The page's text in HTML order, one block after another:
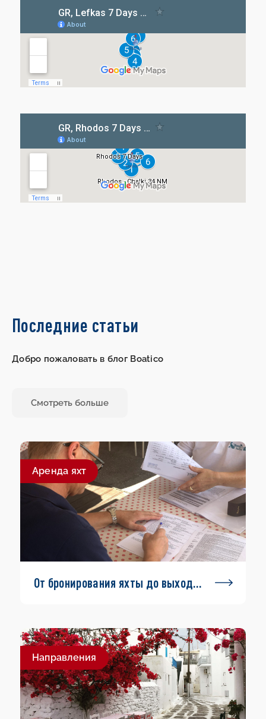
Последние статьи
Добро пожаловать в блог Boatico
Смотреть больше
Aренда яхт
От бронирования яхты до выхода
Направления